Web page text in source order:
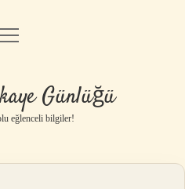
Uyarı
menüyü
Günlüğü
eğlenceli bilgiler!